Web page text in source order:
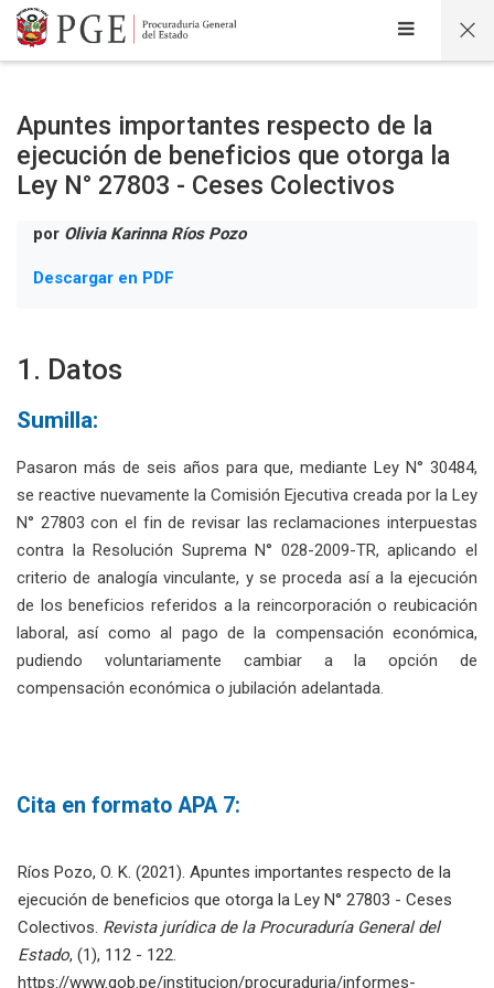
Salta al contenido principal
Apuntes importantes respecto de la
ejecución de beneficios que otorga la
Ley N° 27803 - Ceses Colectivos
por Olivia Karinna Ríos Pozo
Descargar en PDF
1. Datos
Sumilla:
Pasaron más de seis años para que, mediante Ley N° 30484,
se reactive nuevamente la Comisión Ejecutiva creada por la Ley
N° 27803 con el fin de revisar las reclamaciones interpuestas
contra la Resolución Suprema N° 028-2009-TR, aplicando el
criterio de analogía vinculante, y se proceda así a la ejecución
de los beneficios referidos a la reincorporación o reubicación
laboral, así como al pago de la compensación económica,
pudiendo voluntariamente cambiar a la opción de
compensación económica o jubilación adelantada.
Ríos Pozo, O. K. (2021). Apuntes importantes respecto de la
ejecución de beneficios que otorga la Ley N° 27803 - Ceses
Colectivos. Revista jurídica de la Procuraduría General del
Estado, (1), 112 - 122.
https://www.gob.pe/institucion/procuraduria/informes-
Cita en formato APA 7: